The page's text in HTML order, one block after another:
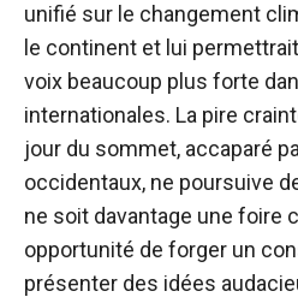
unifié sur le changement
le continent et lui permettrait
voix beaucoup plus forte
internationales. La pire
jour du sommet, accaparé
occidentaux, ne poursuive
ne soit davantage une foire
opportunité de forger un
présenter des idées